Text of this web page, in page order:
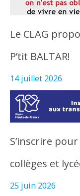
Le CLAG
P’tit BALTAR!
14 juillet 2026
S’inscrire
collèges et
25 juin 2026